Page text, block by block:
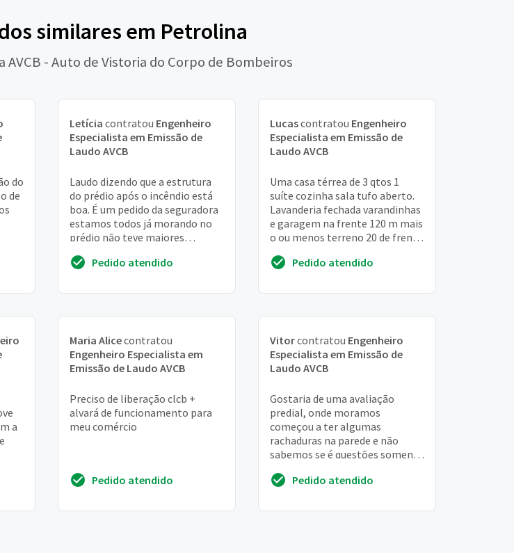
similares em Petrolina
AVCB - Auto de Vistoria do Corpo de Bombeiros
do
de
Letícia contratou Engenheiro
Especialista em Emissão de
Laudo AVCB
Laudo dizendo que a estrutura
do prédio após o incêndio está
boa. É um pedido da seguradora
estamos todos já morando no
prédio não teve maiores
Pedido atendido
Lucascontratou Engenheiro
Especialista em Emissão de
Laudo AVCB
Uma casa térrea de 3 qtos 1
suíte cozinha sala tufo aberto.
Lavanderia fechada varandinhas
e garagem na frente 120 m mais
o ou menos terreno 20 de frente
Pedido atendido
a
Maria Alicecontratou
Engenheiro Especialista em
Emissão de Laudo AVCB
Preciso de liberação clcb +
alvará de funcionamento para
meu comércio
Pedido atendido
Vitorcontratou Engenheiro
Especialista em Emissão de
Laudo AVCB
Gostaria de uma avaliação
predial, onde moramos
começou a ter algumas
rachaduras na parede e não
sabemos se é questões somente
estruturaPedido atendido